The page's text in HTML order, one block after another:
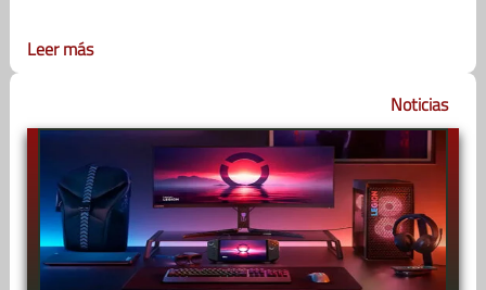
Leer más
Noticias